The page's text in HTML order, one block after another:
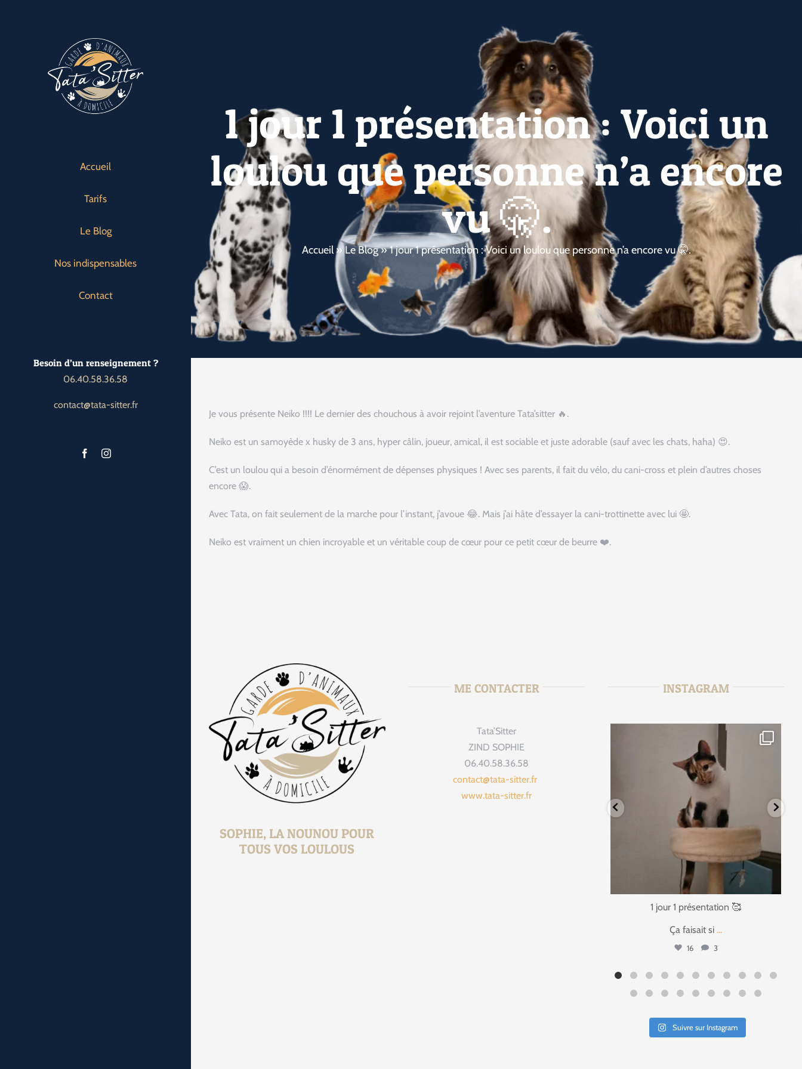
Accueil
Tarifs
Le Blog
Nos indispensables
Contact
Besoin d’un renseignement ?
06.40.58.36.58
contact@tata-sitter.fr
1 jour 1 présentation : Voici un
loulou que personne n’a encore
vu 🤫.
Accueil»Le Blog»1 jour 1 présentation : Voici un loulou que personne n’a encore vu 🤫.
Je vous présente Neiko !!!! Le dernier des chouchous à avoir rejoint l’aventure Tata’sitter 🔥.
Neiko est un samoyède x husky de 3 ans, hyper câlin, joueur, amical, il est sociable et juste adorable (sauf avec les chats, haha) 😍.
C’est un loulou qui a besoin d’énormément de dépenses physiques ! Avec ses parents, il fait du vélo, du cani-cross et plein d’autres choses
encore 😱.
Avec Tata, on fait seulement de la marche pour l’instant, j’avoue 😂. Mais j’ai hâte d’essayer la cani-trottinette avec lui 🤩.
Neiko est vraiment un chien incroyable et un véritable coup de cœur pour ce petit cœur de beurre ❤️.
SOPHIE, LA NOUNOU POUR
TOUS VOS LOULOUS
ME CONTACTER
Tata’Sitter
ZIND SOPHIE
06.40.58.36.58
contact@tata-sitter.fr
www.tata-sitter.fr
INSTAGRAM
tata_sitter
Août 2
Jan 15
1 jour 1 présentation 🥰
Bonjour à tous,
37 4
Suivre sur Instagram